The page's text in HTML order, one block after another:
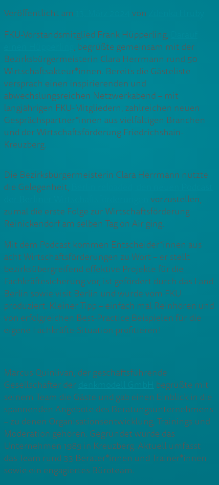
Veröffentlicht am von
FKU-Vorstandsmitglied Frank Hüpperling,
, begrüßte gemeinsam mit der
Bezirksbürgermeisterin Clara Herrmann rund 50
Wirtschaftsakteur*innen. Bereits die Gästeliste
versprach einen inspirierenden und
abwechslungsreichen Netzwerkabend – mit
langjährigen FKU-Mitgliedern, zahlreichen neuen
Gesprächspartner*innen aus vielfältigen Branchen
und der Wirtschaftsförderung Friedrichshain-
Kreuzberg.
Die Bezirksbürgermeisterin Clara Herrmann nutzte
die Gelegenheit,
vorzustellen,
zumal die erste Folge zur Wirtschaftsförderung
Reinickendorf am selben Tag on Air ging.
Mit dem Podcast kommen Entscheider*innen aus
acht Wirtschaftsförderungen zu Wort – er stellt
bezirksübergreifend effektive Projekte für die
Fachkräftesicherung vor, ist gefördert durch das Land
Berlin sowie visit Berlin und wurde vom FKU
produziert. Kleiner Tipp – einfach mal Reinhören und
von erfolgreichen Best-Practice Beispielen für die
eigene Fachkräfte-Situation profitieren!
Marcus Quinlivan, der geschäftsführende
Gesellschafter der
begrüßte mit
seinem Team die Gäste und gab einen Einblick in die
spannenden Angebote des Beratungsunternehmens
– zu denen Organisationsentwicklung, Trainings und
Moderation gehören. Gegründet wurde das
Unternehmen 1989 in Kreuzberg. Aktuell umfasst
das Team rund 33 Berater*innen und Trainer*innen
sowie ein engagiertes Büroteam.